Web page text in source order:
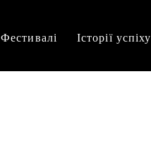
Фестивалі Історії успіху